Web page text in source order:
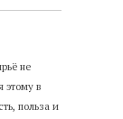
не
этому в
польза и